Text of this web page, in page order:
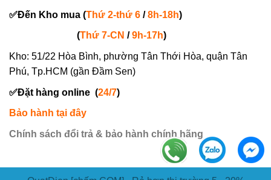
✅Đến Kho mua (Thứ 2-thứ 6 /8h-18h)
(Thứ 7-CN /9h-17h)
Kho: 51/22 Hòa Bình, phường Tân Thới Hòa, quận Tân
Phú, Tp.HCM (gần Đầm Sen)
✅Đặt hàng online (24/7)
Bảo hành tại đây
Chính sách đổi trả & bảo hành chính hãng